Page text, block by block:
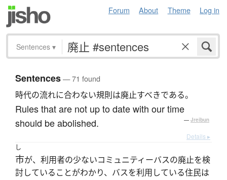
Forum About Theme Log in
Sentences ▾
Sentences— 71 found
時代の流れに合わない規則は廃止すべきである。
Rules that are not up to date with our time
should be abolished.
— Jreibun
Details ▸
し
市が、利用者の少ないコミュニティーバスの廃止を検
討していることがわかり、バスを利用している住民は